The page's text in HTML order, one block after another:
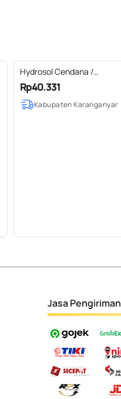
Hydrosol Cendana /
Hydrosol Sandalwood
100% Pure
Rp40.331
Kabupaten Karanganyar
Jasa Pengiriman